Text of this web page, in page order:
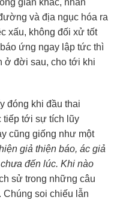
và địa ngục hóa ra
xấu, không đối xử tốt
ứng ngay lập tức thì
ở đời sau, cho tới khi
đóng khi đầu thai
tiếp tới sự tích lũy
cũng giống như một
giả thiện báo, ác giả
đến lúc. Khi nào
sử trong những câu
Chúng soi chiếu lẫn